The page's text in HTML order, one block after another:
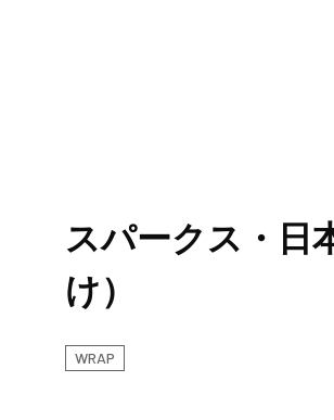
沿革
スパークス・日
け）
WRAP